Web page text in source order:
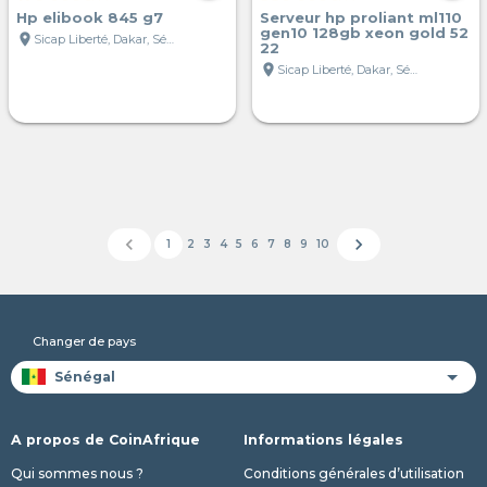
Hp elibook 845 g7
location_on
Sicap Liberté, Dakar, Sénégal
Serveur hp proliant ml110
gen10 128gb xeon gold 52
22
location_on
Sicap Liberté, Dakar, Sénégal
chevron_left 1 2 3 4 5 6 7 8 9 10 chevron_right
Changer de pays
A propos de CoinAfrique
Qui sommes nous ?
Informations légales
Conditions générales d’utilisation